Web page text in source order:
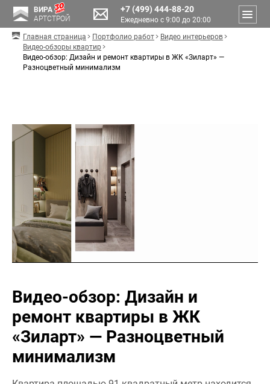
ВИРА
АРТСТРОЙ
+7 (499) 444-88-20
Ежедневно с 9:00 до 20:00
Главная страница
Портфолио работ
Видео интерьеров
Видео-обзоры квартир
Видео-обзор: Дизайн и ремонт квартиры в ЖК «Зиларт» —
Разноцветный минимализм
Видео-обзор: Дизайн и
ремонт квартиры в ЖК
«Зиларт» — Разноцветный
минимализм